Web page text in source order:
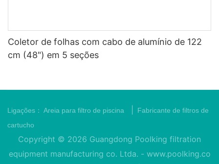
Coletor de folhas com cabo de alumínio de 122
cm (48") em 5 seções
Ligações： Areia para filtro de piscina
Fabricante de filtros de
cartucho
Copyright © 2026 Guangdong Poolking filtration
equipment manufacturing co. Ltda. - www.poolking.co